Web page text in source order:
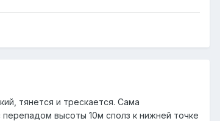
тянется и трескается. Сама
высоты 10м сполз к нижней точке